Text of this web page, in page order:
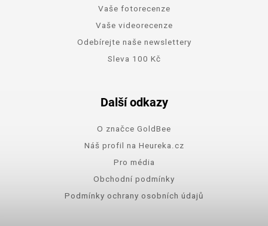
Vaše fotorecenze
Vaše videorecenze
Odebírejte naše newslettery
Sleva 100 Kč
Další odkazy
O značce GoldBee
Náš profil na Heureka.cz
Pro média
Obchodní podmínky
Podmínky ochrany osobních údajů